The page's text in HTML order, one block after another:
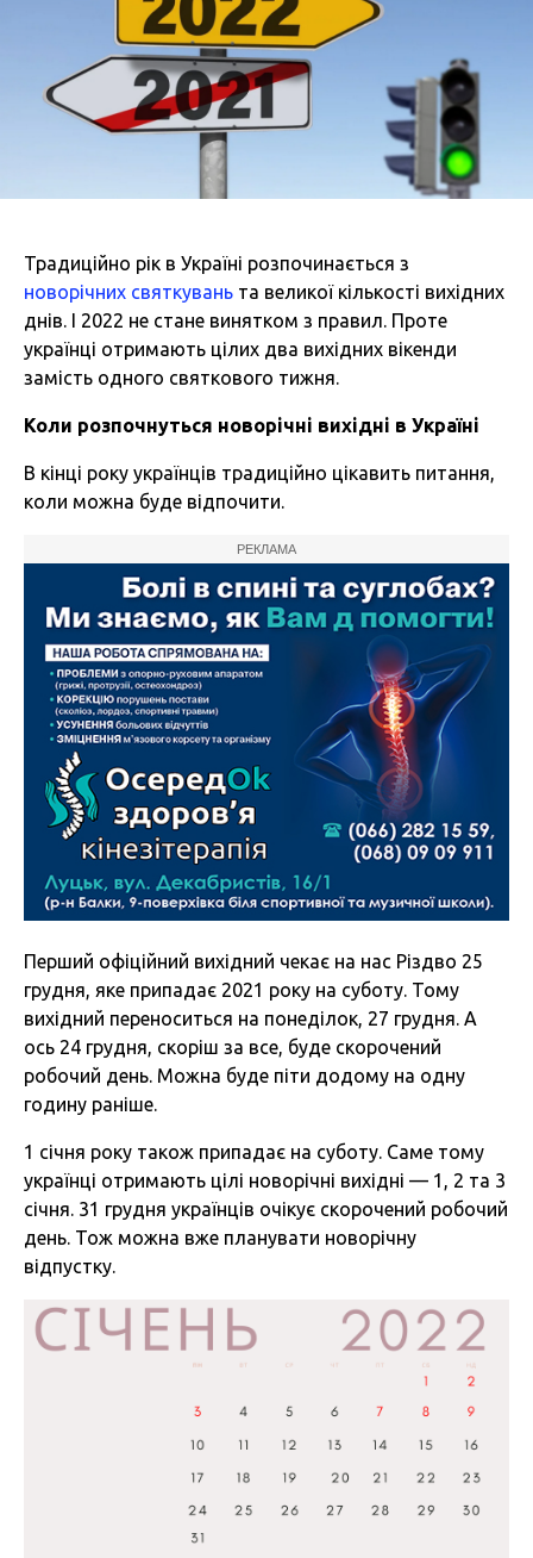
Традиційно рік в Україні розпочинається з
новорічних святкувань та великої кількості вихідних
днів. І 2022 не стане винятком з правил. Проте
українці отримають цілих два вихідних вікенди
замість одного святкового тижня.
Коли розпочнуться новорічні вихідні в Україні
В кінці року українців традиційно цікавить питання,
коли можна буде відпочити.
РЕКЛАМА
Перший офіційний вихідний чекає на нас Різдво 25
грудня, яке припадає 2021 року на суботу. Тому
вихідний переноситься на понеділок, 27 грудня. А
ось 24 грудня, скоріш за все, буде скорочений
робочий день. Можна буде піти додому на одну
годину раніше.
1 січня року також припадає на суботу. Саме тому
українці отримають цілі новорічні вихідні — 1, 2 та 3
січня. 31 грудня українців очікує скорочений робочий
день. Тож можна вже планувати новорічну
відпустку.